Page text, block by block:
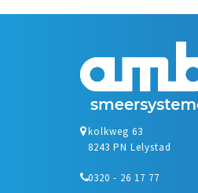
kolkweg 63
8243 PN Lelystad
0320 - 26 17 77